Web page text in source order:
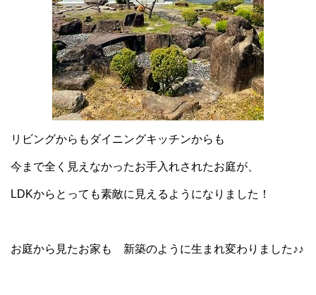
リビングからもダイニングキッチンからも
今まで全く見えなかったお手入れされたお庭が、
LDKからとっても素敵に見えるようになりました！
お庭から見たお家も 新築のように生まれ変わりました♪♪